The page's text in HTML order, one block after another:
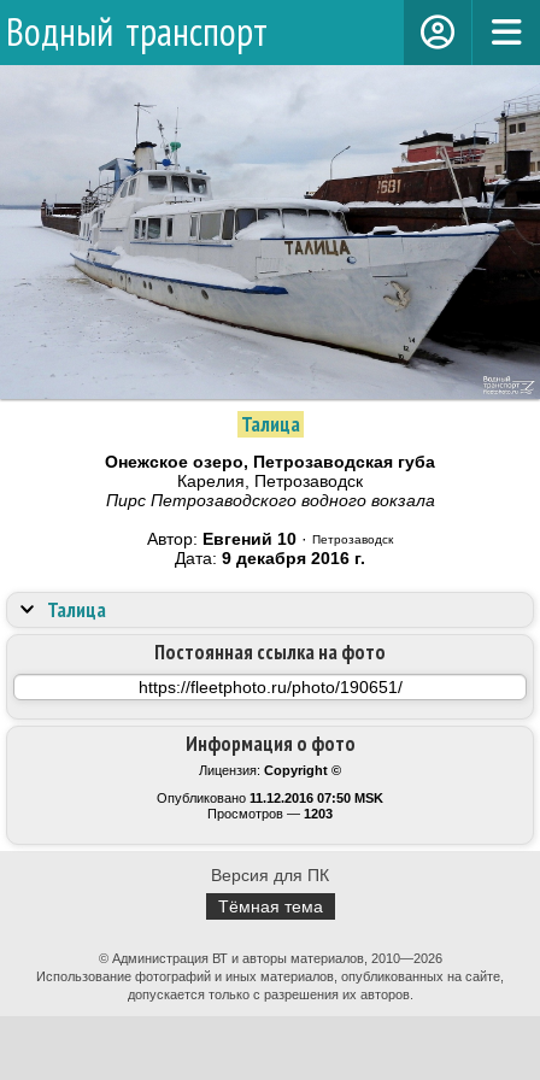
Водный транспорт
Талица
Онежское озеро, Петрозаводская губа
Карелия, Петрозаводск
Пирс Петрозаводского водного вокзала
Автор: Евгений 10 · Петрозаводск
Дата: 9 декабря 2016 г.
Информация о фото
Лицензия: Copyright ©
Опубликовано 11.12.2016 07:50 MSK
Просмотров — 1203
Постоянная ссылка на фото
Талица
Версия для ПК
Тёмная тема
© Администрация ВТ и авторы материалов, 2010—2026
Использование фотографий и иных материалов, опубликованных на сайте,
допускается только с разрешения их авторов.